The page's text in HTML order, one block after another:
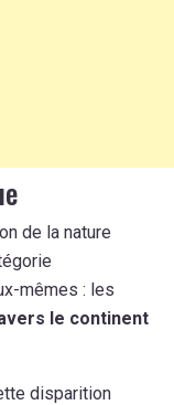
de la nature
mêmes : les
le continent
disparition